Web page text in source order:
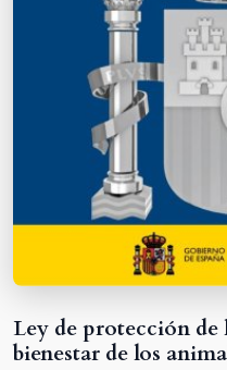
Ley de protección de
bienestar de los